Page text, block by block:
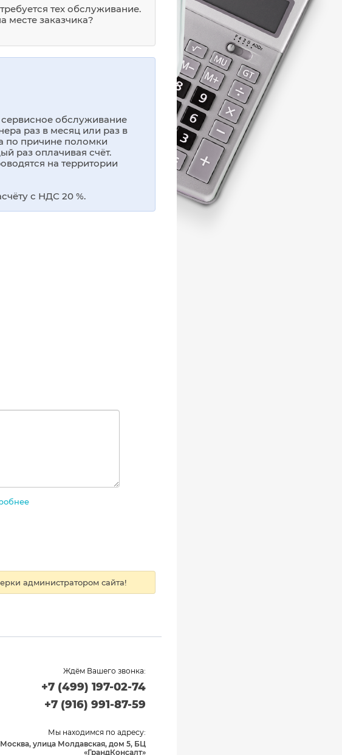
тех обслуживание.
заказчика?
обслуживание
раз в месяц или раз в
по причине поломки
раз оплачивая счёт.
на территории
с НДС 20 %.
администратором сайта!
Ждём Вашего звонка:
+7 (499) 197-02-74
+7 (916) 991-87-59
Мы находимся по адресу:
Москва, улица Молдавская, дом 5, БЦ
«ГрандКонсалт»